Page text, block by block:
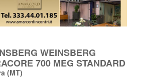
WEINSBERG
700 MEG STANDARD
(MT)